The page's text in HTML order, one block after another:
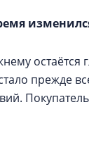
остаётся
прежде